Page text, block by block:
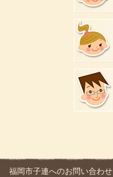
福岡市子連へのお問い合わせ